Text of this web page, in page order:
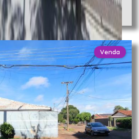
1.944,00 m²
Venda